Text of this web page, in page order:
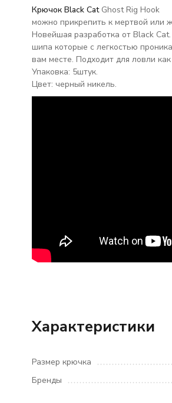
Крючок Black CatGhost Rig Hook
можно прикрепить к мертвой или
Новейшая разработка от Black
шипа которые с легкостью
вам месте. Подходит для ловли
Упаковка: 5штук.
Цвет: черный никель.
Характеристики
Размер крючка
Бренды